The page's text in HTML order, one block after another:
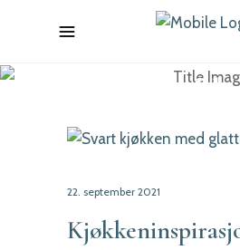
22. september 2021